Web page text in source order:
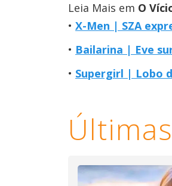
Leia Mais em O
X-Men | SZA
Bailarina | Eve
Supergirl | Lobo
Últimas